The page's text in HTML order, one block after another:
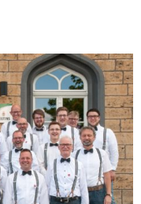
C
H
A
L
T
E
N